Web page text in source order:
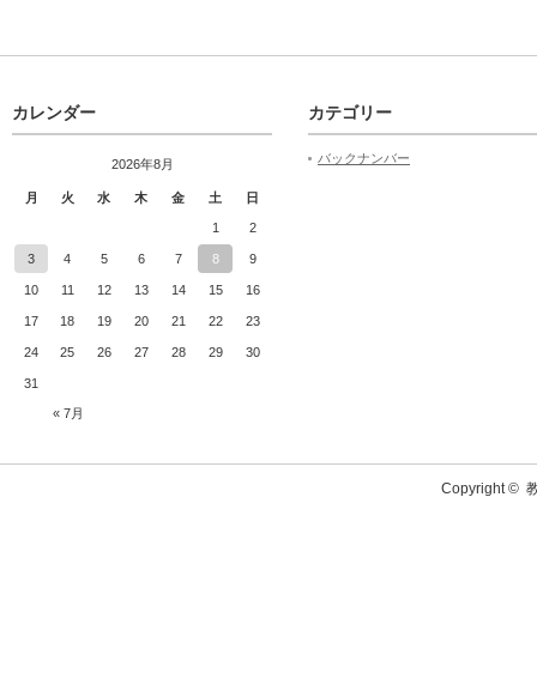
カレンダー
2026年8月
月 火 水 木 金 土 日
« 7月
1 2
3 4 5 6 7 8 9
10 11 12 13 14 15 16
17 18 19 20 21 22 23
24 25 26 27 28 29 30
31
カテゴリー
バックナンバー
Copyright ©